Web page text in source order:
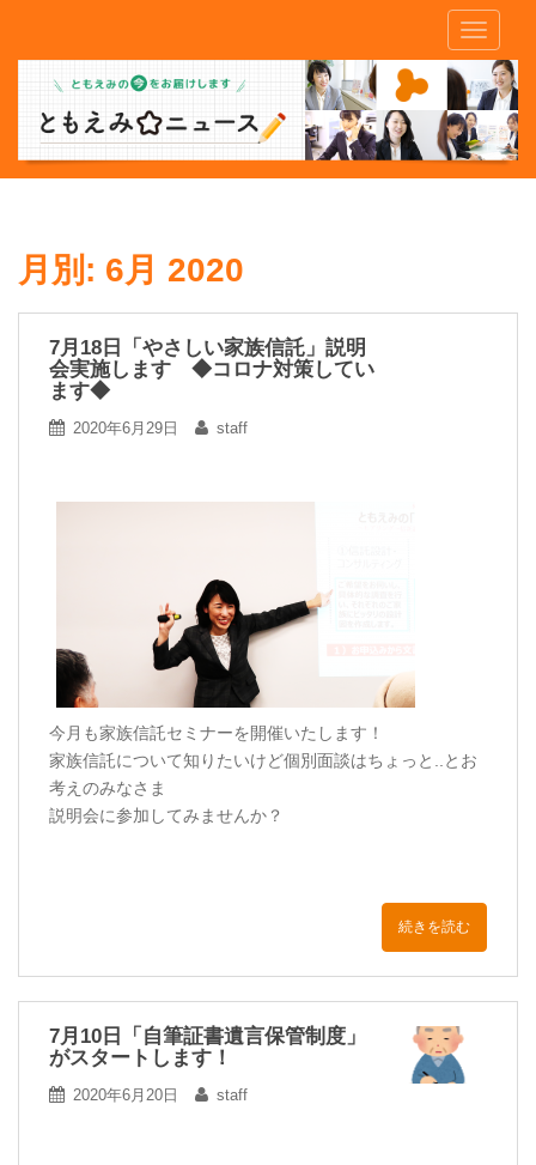
m
月別: 6月 2020
7月18日「やさしい家族信託」説明
会実施します ◆コロナ対策してい
ます◆
2020年6月29日 staff
今月も家族信託セミナーを開催いたします！
家族信託について知りたいけど個別面談はちょっと..とお
考えのみなさま
説明会に参加してみませんか？
続きを読む
7月10日「自筆証書遺言保管制度」
がスタートします！
2020年6月20日 staff